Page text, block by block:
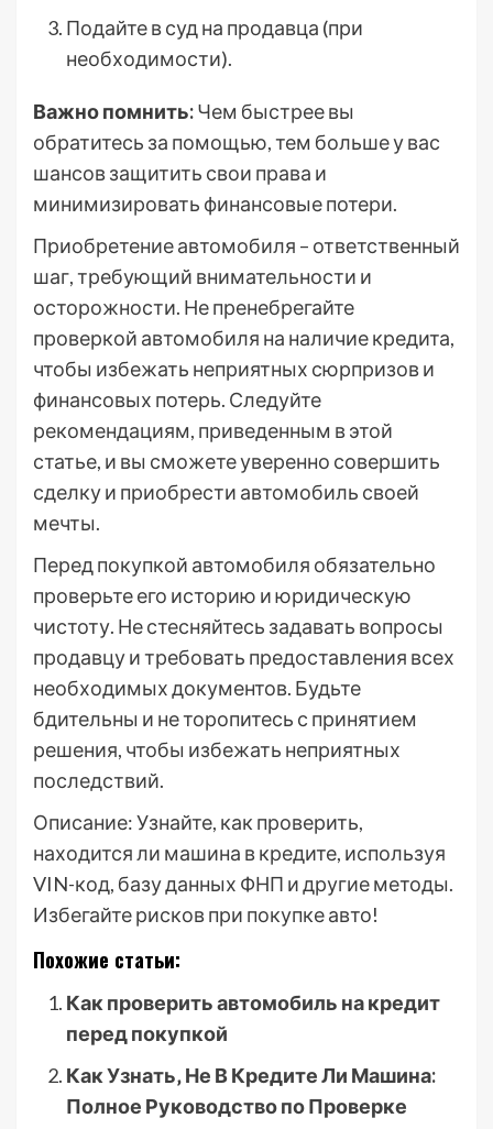
Подайте в суд на продавца (при
необходимости).
Важно помнить:Чем быстрее вы
обратитесь за помощью, тем больше у вас
шансов защитить свои права и
минимизировать финансовые потери.
Приобретение автомобиля – ответственный
шаг, требующий внимательности и
осторожности. Не пренебрегайте
проверкой автомобиля на наличие кредита,
чтобы избежать неприятных сюрпризов и
финансовых потерь. Следуйте
рекомендациям, приведенным в этой
статье, и вы сможете уверенно совершить
сделку и приобрести автомобиль своей
мечты.
Перед покупкой автомобиля обязательно
проверьте его историю и юридическую
чистоту. Не стесняйтесь задавать вопросы
продавцу и требовать предоставления всех
необходимых документов. Будьте
бдительны и не торопитесь с принятием
решения, чтобы избежать неприятных
последствий.
Описание: Узнайте, как проверить,
находится ли машина в кредите, используя
VIN-код, базу данных ФНП и другие методы.
Избегайте рисков при покупке авто!
Похожие статьи:
Как проверить автомобиль на кредит
перед покупкой
Как Узнать‚ Не В Кредите Ли Машина:
Полное Руководство по Проверке